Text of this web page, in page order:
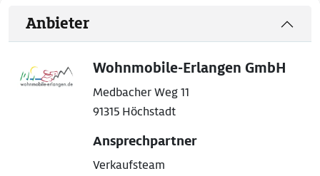
Anbieter
Wohnmobile-Erlangen GmbH
Medbacher Weg 11
91315 Höchstadt
Ansprechpartner
Verkaufsteam